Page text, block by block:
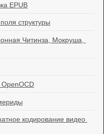
EPUB
структуры
Читинза, Мокруша,
кодирование видео